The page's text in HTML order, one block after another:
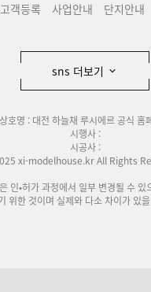
객등록 사업안내 단지안내
sns 더보기
상호명 : 대전 하늘채 루시에르 공식 홈
시행사 :
시공사 :
xi-modelhouse.kr All Rights
인•허가 과정에서 일부 변경될 수 있
위한 것이며 실제와 다소 차이가 있